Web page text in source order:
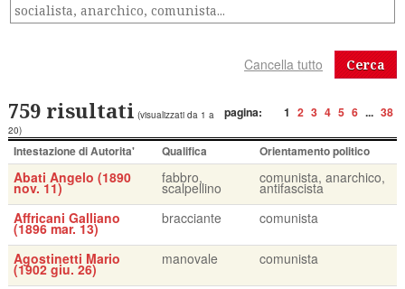
Cerca
pagina: 1 2 3 4 5 6 ... 38
759 risultati (visualizzati da 1 a
20)
Intestazione di Autorita' Qualifica Orientamento politico
Abati Angelo (1890
nov. 11)
fabbro,
scalpellino
comunista, anarchico,
antifascista
Affricani Galliano
(1896 mar. 13)
bracciante comunista
Agostinetti Mario
(1902 giu. 26)
manovale comunista